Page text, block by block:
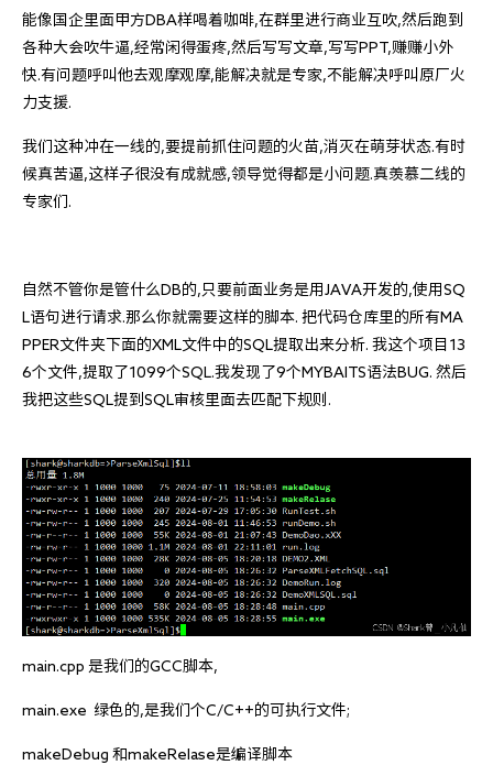
能像国企里面甲方DBA样喝着咖啡,在群里进行商业互吹,然后跑到
各种大会吹牛逼,经常闲得蛋疼,然后写写文章,写写PPT,赚赚小外
快.有问题呼叫他去观摩观摩,能解决就是专家,不能解决呼叫原厂火
力支援.
我们这种冲在一线的,要提前抓住问题的火苗,消灭在萌芽状态.有时
候真苦逼,这样子很没有成就感,领导觉得都是小问题.真羡慕二线的
专家们.
自然不管你是管什么DB的,只要前面业务是用JAVA开发的,使用SQ
L语句进行请求.那么你就需要这样的脚本. 把代码仓库里的所有MA
PPER文件夹下面的XML文件中的SQL提取出来分析. 我这个项目13
6个文件,提取了1099个SQL.我发现了9个MYBAITS语法BUG. 然后
我把这些SQL提到SQL审核里面去匹配下规则.
main.cpp 是我们的GCC脚本,
main.exe  绿色的,是我们个C/C++的可执行文件;
makeDebug 和makeRelase是编译脚本